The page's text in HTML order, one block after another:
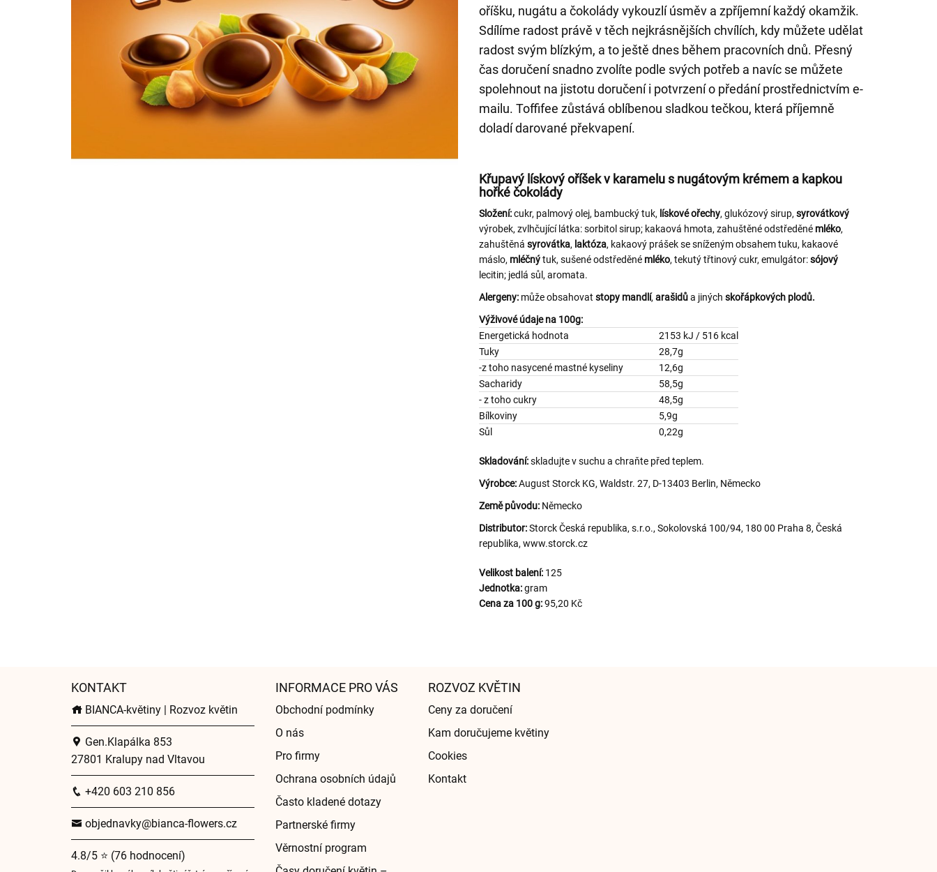
oříšku, nugátu a čokolády vykouzlí úsměv a zpříjemní každý okamžik.
Sdílíme radost právě v těch nejkrásnějších chvílích, kdy můžete udělat
radost svým blízkým, a to ještě dnes během pracovních dnů. Přesný
čas doručení snadno zvolíte podle svých potřeb a navíc se můžete
spolehnout na jistotu doručení i potvrzení o předání prostřednictvím e-
mailu. Toffifee zůstává oblíbenou sladkou tečkou, která příjemně
doladí darované překvapení.
Křupavý lískový oříšek v karamelu s nugátovým krémem a kapkou
hořké čokolády
Složení:cukr, palmový olej, bambucký tuk, lískovéořechy, glukózový sirup, syrovátkový
výrobek, zvlhčující látka: sorbitol sirup; kakaová hmota, zahuštěné odstředěné mléko,
zahuštěná syrovátka, laktóza, kakaový prášek se sníženým obsahem tuku, kakaové
máslo, mléčnýtuk, sušené odstředěné mléko, tekutý třtinový cukr, emulgátor:sójový
lecitin; jedlá sůl, aromata.
Alergeny: může obsahovat stopy mandlí, arašidůa jiných skořápkových plodů.
Výživové údaje na 100g:
Energetická hodnota
2153 kJ / 516 kcal
Tuky
28,7g
-z toho nasycené mastné kyseliny 12,6g
Sacharidy
58,5g
- z toho cukry
48,5g
Bílkoviny
5,9g
Sůl
0,22g
Skladování:skladujte v suchu a chraňte před teplem.
Výrobce:August Storck KG, Waldstr. 27, D-13403 Berlin, Německo
Země původu: Německo
Distributor:Storck Česká republika, s.r.o., Sokolovská 100/94, 180 00 Praha 8, Česká
republika, www.storck.cz
Velikost balení: 125
Jednotka:gram
Cena za 100 g:95,20 Kč
KONTAKT
BIANCA-květiny | Rozvoz květin
Gen.Klapálka 853
27801 Kralupy nad Vltavou
+420 603 210 856
objednavky@bianca-flowers.cz
4.8/5 ⭐ (76 hodnocení)
INFORMACE PRO VÁS
Obchodní podmínky
O nás
Pro firmy
Ochrana osobních údajů
Často kladené dotazy
Partnerské firmy
Věrnostní program
ROZVOZ KVĚTIN
Ceny za doručení
Kam doručujeme květiny
Cookies
Kontakt